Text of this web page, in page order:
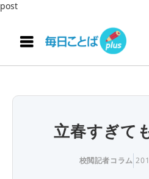
post
立春すぎて
校閲記者コラム